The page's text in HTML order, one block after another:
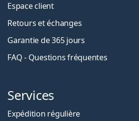
Espace client
Retours et échanges
Garantie de 365 jours
FAQ - Questions fréquentes
Services
Expédition régulière